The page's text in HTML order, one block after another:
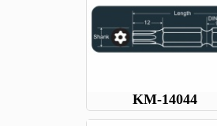
KM-14044